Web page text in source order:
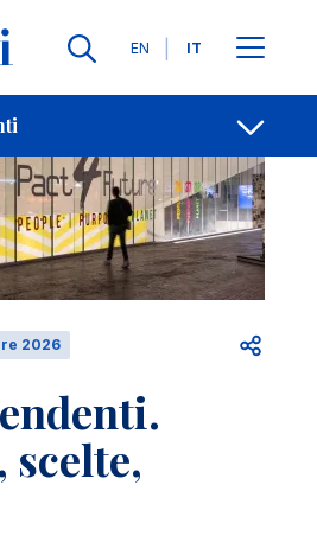
Lingue
EN IT
2026 Apri
scelte,